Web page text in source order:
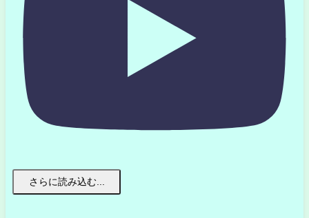
さらに読み込む...